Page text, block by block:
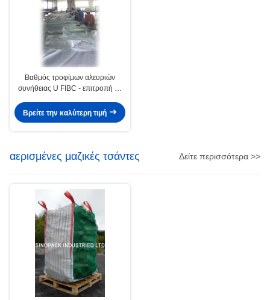
Βαθμός τροφίμων αλευριών
συνήθειας U FIBC - επιτροπή με
Βρείτε την καλύτερη τιμή
αερισμένες μαζικές τσάντες Δείτε περισσότερα >>